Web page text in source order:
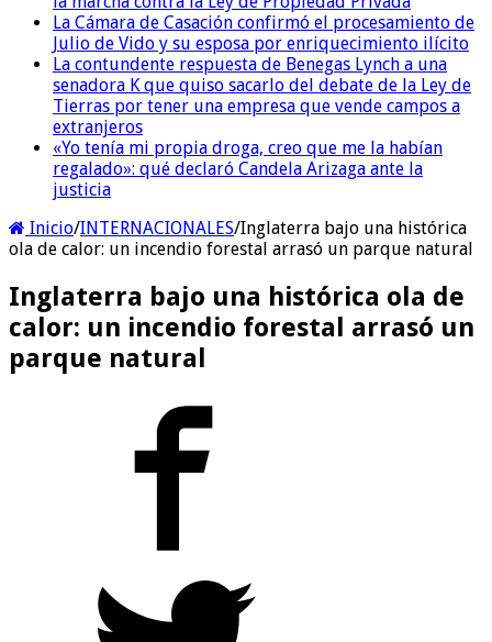
La Cámara de Casación confirmó el procesamiento de
Julio de Vido y su esposa por enriquecimiento ilícito
La contundente respuesta de Benegas Lynch a una
senadora K que quiso sacarlo del debate de la Ley de
Tierras por tener una empresa que vende campos a
extranjeros
«Yo tenía mi propia droga, creo que me la habían
regalado»: qué declaró Candela Arizaga ante la
justicia
Inicio/INTERNACIONALES/Inglaterra bajo una histórica
ola de calor: un incendio forestal arrasó un parque natural
Inglaterra bajo una histórica ola de
calor: un incendio forestal arrasó un
parque natural